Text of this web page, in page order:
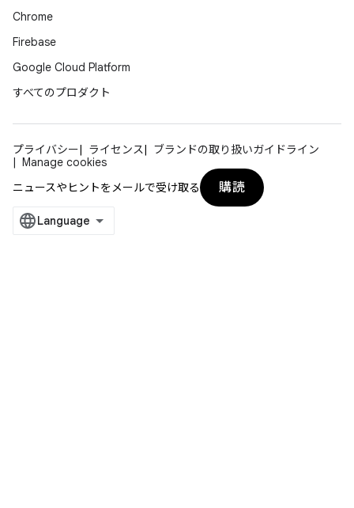
Chrome
Firebase
Google Cloud Platform
すべてのプロダクト
プライバシー ライセンス
ブランドの取り扱いガイドライン
Manage cookies
ニュースやヒントをメールで受け取る
購読